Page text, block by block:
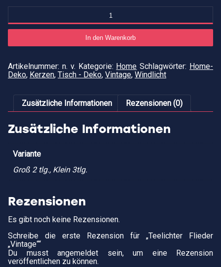
In den Warenkorb
Artikelnummer: n. v. Kategorie: Home Schlagwörter: Home-
Deko, Kerzen, Tisch - Deko, Vintage, Windlicht
Zusätzliche Informationen Rezensionen (0)
Zusätzliche Informationen
Variante
Groß 2 tlg., Klein 3tlg.
Rezensionen
Es gibt noch keine Rezensionen.
Schreibe die erste Rezension für „Teelichter Flieder
„Vintage““
Du musst angemeldet sein, um eine Rezension
veröffentlichen zu können.